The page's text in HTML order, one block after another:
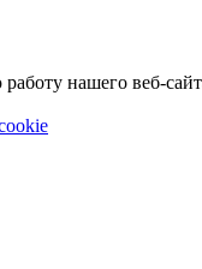
нашего веб-